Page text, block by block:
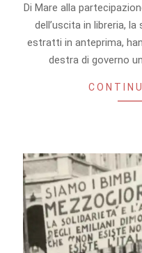
Di Mare alla
dell’uscita in libreria,
estratti in anteprima,
destra di governo